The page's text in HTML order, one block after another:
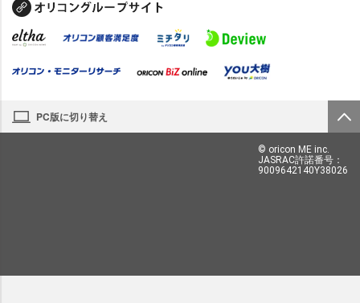
PC版に切り替え
© oricon ME inc.
JASRAC許諾番号：
9009642140Y38026